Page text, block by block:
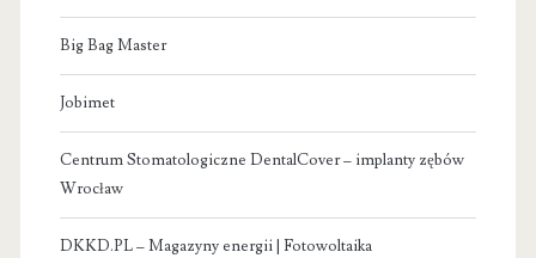
Big Bag Master
Jobimet
Centrum Stomatologiczne DentalCover – implanty zębów
Wrocław
DKKD.PL – Magazyny energii | Fotowoltaika